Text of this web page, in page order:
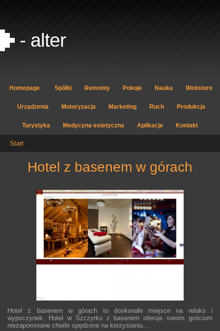
- alter
Homepage Spółki Remonty Pokoje Nauka Webstore
Urządzenia Motoryzacja Marketing Ruch Produkcja
Turystyka Medycyna estetyczna Aplikacje Kontakt
Start
hotel z basenem w górach
Hotel z basenem w górach to doskonałe miejsce na relaks i
wypoczynek. Hotel w Szczyrku z basenem oferuje swoim gościom
niezapomniane chwile spędzone na korzystaniu...